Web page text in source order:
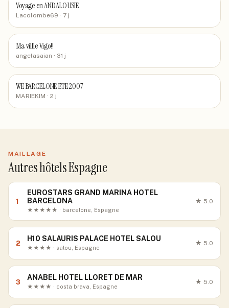
Voyage en ANDALOUSIE
Lacolombe69 · 7 j
Ma villle Vigo!!
angelasaian · 31 j
WE BARCELONE ETE 2007
MARIEKIM · 2 j
MAILLAGE
Autres hôtels Espagne
1
EUROSTARS GRAND MARINA HOTEL
BARCELONA
★★★★★ · barcelone, Espagne
★ 5.0
2
H10 SALAURIS PALACE HOTEL SALOU
★★★★ · salou, Espagne
★ 5.0
3
ANABEL HOTEL LLORET DE MAR
★★★★ · costa brava, Espagne
★ 5.0